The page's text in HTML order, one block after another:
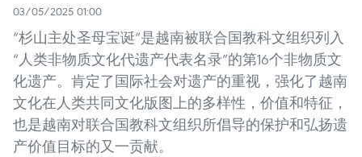
03/05/2025 01:00
“杉山主处圣母宝诞”是越南被联合国教科文组织列入
“人类非物质文化代遗产代表名录”的第16个非物质文
化遗产。肯定了国际社会对遗产的重视，强化了越南
文化在人类共同文化版图上的多样性，价值和特征，
也是越南对联合国教科文组织所倡导的保护和弘扬遗
产价值目标的又一贡献。